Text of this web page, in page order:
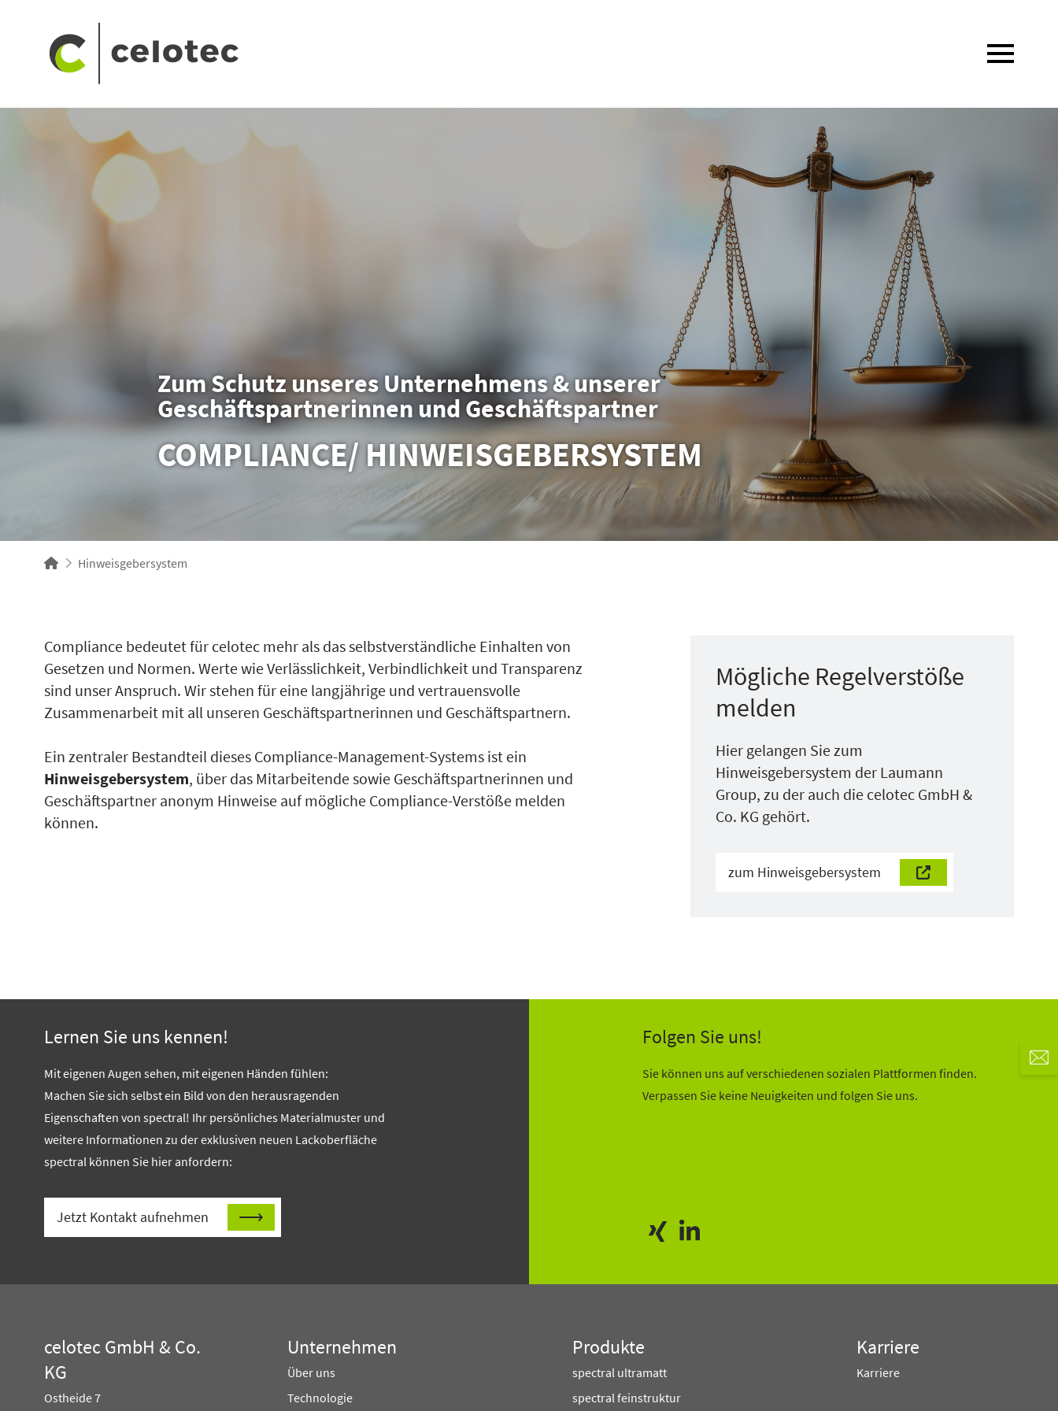
Zum Schutz unseres Unternehmens & unserer
Geschäftspartnerinnen und Geschäftspartner
COMPLIANCE/ HINWEISGEBERSYSTEM
Hinweisgebersystem
Compliance bedeutet für celotec mehr als das selbstverständliche Einhalten von
Gesetzen und Normen. Werte wie Verlässlichkeit, Verbindlichkeit und Transparenz
sind unser Anspruch. Wir stehen für eine langjährige und vertrauensvolle
Zusammenarbeit mit all unseren Geschäftspartnerinnen und Geschäftspartnern.
Ein zentraler Bestandteil dieses Compliance-Management-Systems ist ein
Hinweisgebersystem, über das Mitarbeitende sowie Geschäftspartnerinnen und
Geschäftspartner anonym Hinweise auf mögliche Compliance-Verstöße melden
können.
Mögliche Regelverstöße
melden
Hier gelangen Sie zum
Hinweisgebersystem der Laumann
Group, zu der auch die celotec GmbH &
Co. KG gehört.
zum Hinweisgebersystem
Lernen Sie uns kennen!
Mit eigenen Augen sehen, mit eigenen Händen fühlen:
Machen Sie sich selbst ein Bild von den herausragenden
Eigenschaften von spectral! Ihr persönliches Materialmuster und
weitere Informationen zu der exklusiven neuen Lackoberfläche
spectral können Sie hier anfordern:
Jetzt Kontakt aufnehmen
Folgen Sie uns!
Sie können uns auf verschiedenen sozialen Plattformen finden.
Verpassen Sie keine Neuigkeiten und folgen Sie uns.
celotec GmbH & Co.
KG
Ostheide 7
Unternehmen
Über uns
Technologie
Produkte
spectral ultramatt
spectral feinstruktur
Karriere
Karriere